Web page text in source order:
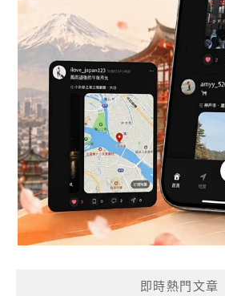
即時熱門文章